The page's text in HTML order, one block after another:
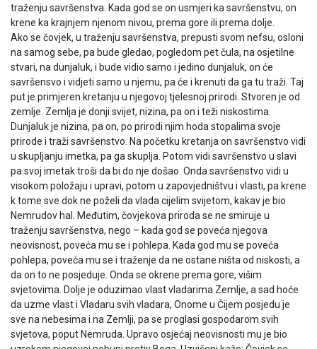
traženju savršenstva. Kada god se on usmjeri ka savršenstvu, on
krene ka krajnjem njenom nivou, prema gore ili prema dolje.
Ako se čovjek, u traženju savršenstva, prepusti svom nefsu, osloni
na samog sebe, pa bude gledao, pogledom pet čula, na osjetilne
stvari, na dunjaluk, i bude vidio samo i jedino dunjaluk, on će
savršensvo i vidjeti samo u njemu, pa će i krenuti da ga tu traži. Taj
put je primjeren kretanju u njegovoj tjelesnoj prirodi. Stvoren je od
zemlje. Zemlja je donji svijet, nizina, pa on i teži niskostima.
Dunjaluk je nizina, pa on, po prirodi njim hoda stopalima svoje
prirode i traži savršenstvo. Na početku kretanja on savršenstvo vidi
u skupljanju imetka, pa ga skuplja. Potom vidi savršenstvo u slavi
pa svoj imetak troši da bi do nje došao. Onda savršenstvo vidi u
visokom položaju i upravi, potom u zapovjedništvu i vlasti, pa krene
k tome sve dok ne poželi da vlada cijelim svijetom, kakav je bio
Nemrudov hal. Međutim, čovjekova priroda se ne smiruje u
traženju savršenstva, nego – kada god se poveća njegova
neovisnost, poveća mu se i pohlepa. Kada god mu se poveća
pohlepa, poveća mu se i traženje da ne ostane ništa od niskosti, a
da on to ne posjeduje. Onda se okrene prema gore, višim
svjetovima. Dolje je oduzimao vlast vladarima Zemlje, a sad hoće
da uzme vlast i Vladaru svih vladara, Onome u Čijem posjedu je
sve na nebesima i na Zemlji, pa se proglasi gospodarom svih
svjetova, poput Nemruda. Upravo osjećaj neovisnosti mu je bio